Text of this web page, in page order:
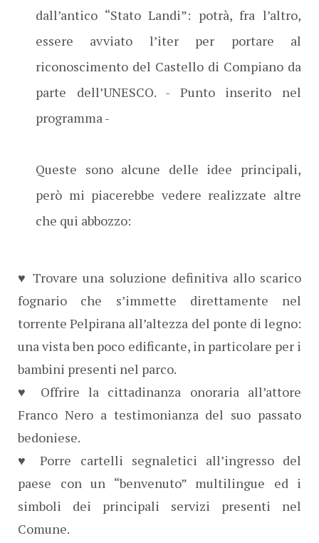
dall’antico “Stato Landi”: potrà, fra l’altro,
essere avviato l’iter per portare al
riconoscimento del Castello di Compiano da
parte dell’UNESCO. - Punto inserito nel
programma -
Queste sono alcune delle idee principali,
però mi piacerebbe vedere realizzate altre
che qui abbozzo:
♥ Trovare una soluzione definitiva allo scarico
fognario che s’immette direttamente nel
torrente Pelpirana all’altezza del ponte di legno:
una vista ben poco edificante, in particolare per i
bambini presenti nel parco.
♥ Offrire la cittadinanza onoraria all’attore
Franco Nero a testimonianza del suo passato
bedoniese.
♥ Porre cartelli segnaletici all’ingresso del
paese con un “benvenuto” multilingue ed i
simboli dei principali servizi presenti nel
Comune.